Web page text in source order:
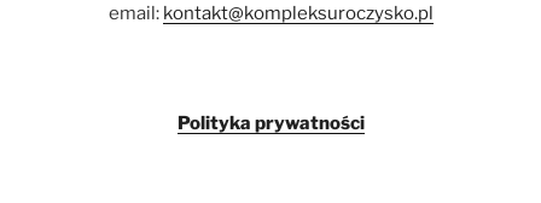
email: kontakt@kompleksuroczysko.pl
Polityka prywatności